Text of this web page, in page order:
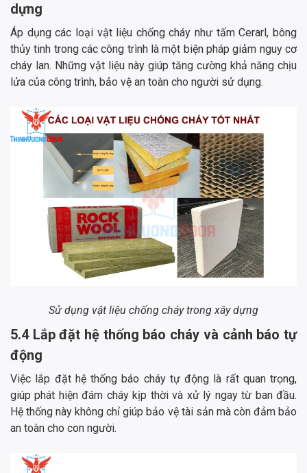
dựng
Áp dụng các loại vật liệu chống cháy như tấm Cerarl, bông
thủy tinh trong các công trình là một biện pháp giảm nguy cơ
cháy lan. Những vật liệu này giúp tăng cường khả năng chịu
lửa của công trình, bảo vệ an toàn cho người sử dụng.
Sử dụng vật liệu chống cháy trong xây dựng
5.4 Lắp đặt hệ thống báo cháy và cảnh báo tự
động
Việc lắp đặt hệ thống báo cháy tự động là rất quan trọng,
giúp phát hiện đám cháy kịp thời và xử lý ngay từ ban đầu.
Hệ thống này không chỉ giúp bảo vệ tài sản mà còn đảm bảo
an toàn cho con người.